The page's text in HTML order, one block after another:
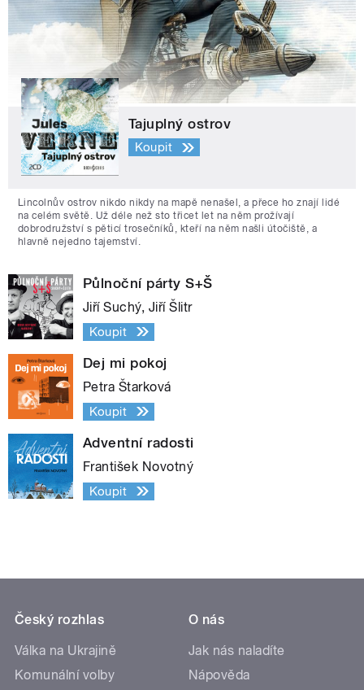
Tajuplný ostrov
Koupit
Lincolnův ostrov nikdo nikdy na mapě nenašel, a přece ho znají lidé
na celém světě. Už déle než sto třicet let na něm prožívají
dobrodružství s pěticí trosečníků, kteří na něm našli útočiště, a
hlavně nejedno tajemství.
Půlnoční párty S+Š
Jiří Suchý, Jiří Šlitr
Koupit
Dej mi pokoj
Petra Štarková
Koupit
Adventní radosti
František Novotný
Koupit
Český rozhlas
Válka na Ukrajině
Komunální volby
O nás
Jak nás naladíte
Nápověda